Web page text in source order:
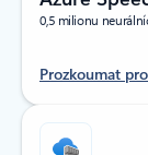
0,5 milionu
Prozkoumat